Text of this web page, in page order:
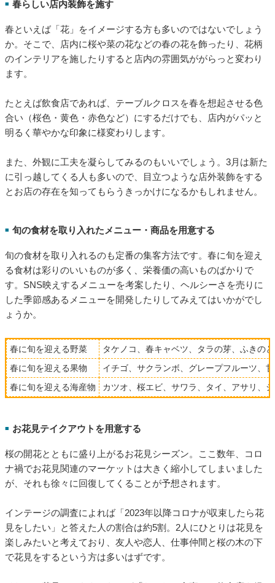
■ 春らしい店内装飾を施す
春といえば「花」をイメージする方も多いのではないでしょう
ます。
たとえば飲食店であれば、テーブルクロスを春を想起させる色
合い（桜色・黄色・赤色など）にするだけでも、店内がパッと
明るく華やかな印象に様変わりします。
に引っ越してくる人も多いので、目立つような店外装飾をする
とお店の存在を知ってもらうきっかけになるかもしれません。
■ 旬の食材を取り入れたメニュー・商品を用意する
る食材は彩りのいいものが多く、栄養価の高いものばかりで
す。SNS映えするメニューを考案したり、ヘルシーさを売りに
した季節感あるメニューを開発したりしてみえてはいかがでし
ょうか。
春に旬を迎える野菜
タケノコ、春キャベツ、タラの芽、ふきの
春に旬を迎える果物
イチゴ、サクランボ、グレープフルーツ、
春に旬を迎える海産物
カツオ、桜エビ、サワラ、タイ、アサリ、